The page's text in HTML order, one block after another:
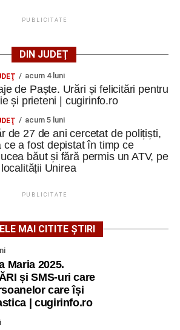
PUBLICITATE
DIN JUDEȚ
acum 4 luni
de Paște. Urări și felicitări pentru
și prieteni | cugirinfo.ro
acum 5 luni
de 27 de ani cercetat de polițiști,
ce a fost depistat în timp ce
băut și fără permis un ATV, pe
Unirea
PUBLICITATE
MAI CITITE ȘTIRI
Maria 2025.
și SMS-uri care
care își
| cugirinfo.ro